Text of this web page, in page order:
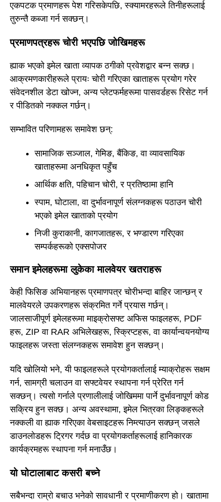
एकपटक प्रमाणहरू पेश गरिसकेपछि, स्क्यामरहरूले तिनीहरूलाई
तुरुन्तै कब्जा गर्न सक्छन्।
प्रमाणपत्रहरू चोरी भएपछि जोखिमहरू
ह्याक भएको इमेल खाता व्यापक ठगीको प्रवेशद्वार बन्न सक्छ।
आक्रमणकारीहरूले प्रायः चोरी गरिएका खाताहरू प्रयोग गरेर
संवेदनशील डेटा खोज्न, अन्य प्लेटफर्महरूमा पासवर्डहरू रिसेट गर्न
र पीडितको नक्कल गर्छन्।
सम्भावित परिणामहरू समावेश छन्:
सामाजिक सञ्जाल, गेमिङ, बैंकिङ, वा व्यावसायिक
खाताहरूमा अनधिकृत पहुँच
आर्थिक क्षति, पहिचान चोरी, र प्रतिष्ठामा हानि
स्पाम, घोटाला, वा दुर्भावनापूर्ण संलग्नकहरू पठाउन चोरी
भएको इमेल खाताको प्रयोग
निजी कुराकानी, कागजातहरू, र भण्डारण गरिएका
सम्पर्कहरूको एक्सपोजर
समान इमेलहरूमा लुकेका मालवेयर खतराहरू
केही फिसिङ अभियानहरू प्रमाणपत्र चोरीभन्दा बाहिर जान्छन् र
मालवेयरले उपकरणहरू संक्रमित गर्ने प्रयास गर्छन्।
जालसाजीपूर्ण इमेलहरूमा माइक्रोसफ्ट अफिस फाइलहरू, PDF
हरू, ZIP वा RAR अभिलेखहरू, स्क्रिप्टहरू, वा कार्यान्वयनयोग्य
फाइलहरू जस्ता संलग्नकहरू समावेश हुन सक्छन्।
यदि खोलियो भने, यी फाइलहरूले प्रयोगकर्तालाई म्याक्रोहरू सक्षम
गर्न, सामग्री चलाउन वा सफ्टवेयर स्थापना गर्न प्रेरित गर्न
सक्छन्। त्यसो गर्नाले प्रणालीलाई जोखिममा पार्ने दुर्भावनापूर्ण कोड
सक्रिय हुन सक्छ। अन्य अवस्थामा, इमेल भित्रका लिङ्कहरूले
नक्कली वा ह्याक गरिएका वेबसाइटहरू निम्त्याउन सक्छन् जसले
डाउनलोडहरू ट्रिगर गर्दछ वा प्रयोगकर्ताहरूलाई हानिकारक
कार्यक्रमहरू स्थापना गर्न मनाउँछ।
यो घोटालाबाट कसरी बच्ने
सबैभन्दा राम्रो बचाउ भनेको सावधानी र प्रमाणीकरण हो। खातामा